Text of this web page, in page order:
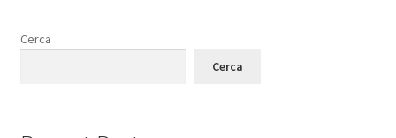
Cerca
Cerca